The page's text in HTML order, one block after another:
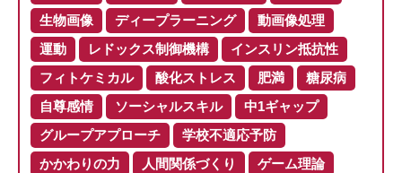
生物画像
ディープラーニング
動画像処理
運動
レドックス制御機構
インスリン抵抗性
フィトケミカル
酸化ストレス 肥満
糖尿病
自尊感情
ソーシャルスキル
中1ギャップ
グループアプローチ
学校不適応予防
かかわりの力
人間関係づくり
ゲーム理論